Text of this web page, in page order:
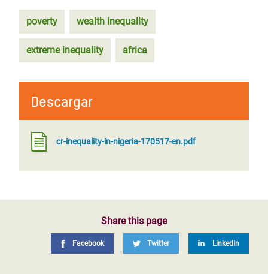
poverty wealth inequality
extreme inequality africa
Descargar
cr-inequality-in-nigeria-170517-en.pdf
Share this page
Facebook Twitter LinkedIn